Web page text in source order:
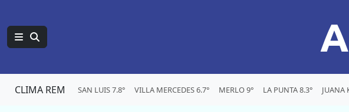
CLIMA REM SAN LUIS 7.8° VILLA MERCEDES 6.7° MERLO 9° LA PUNTA 8.3° JUANA